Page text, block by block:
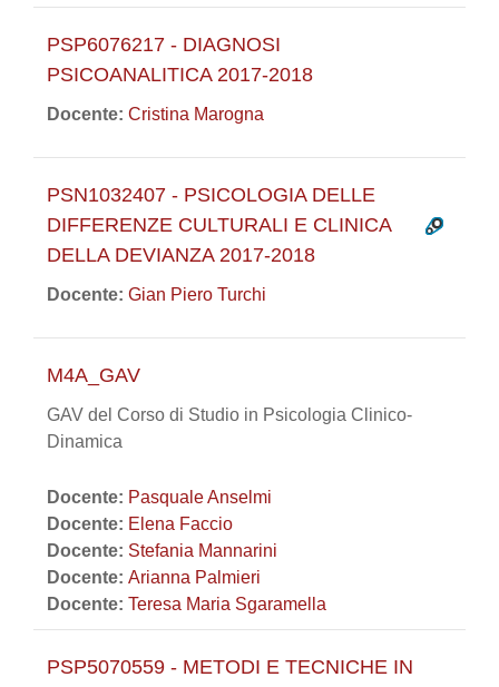
PSP6076217 - DIAGNOSI
PSICOANALITICA 2017-2018
Docente: Cristina Marogna
PSN1032407 - PSICOLOGIA DELLE
DIFFERENZE CULTURALI E CLINICA
DELLA DEVIANZA 2017-2018
Docente: Gian Piero Turchi
M4A_GAV
GAV del Corso di Studio in Psicologia Clinico-
Dinamica
Docente: Pasquale Anselmi
Docente: Elena Faccio
Docente: Stefania Mannarini
Docente: Arianna Palmieri
Docente: Teresa Maria Sgaramella
PSP5070559 - METODI E TECNICHE IN